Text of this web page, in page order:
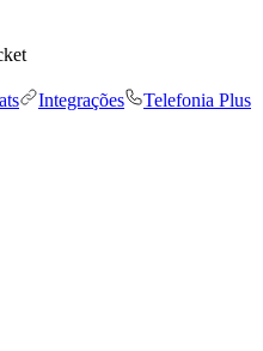
Integrações
Telefonia Plus